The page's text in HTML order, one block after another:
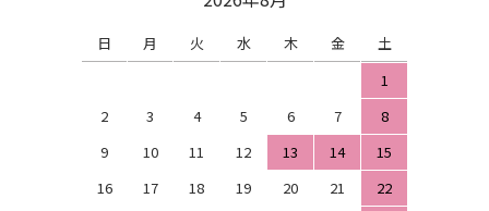
日 月 火 水 木 金
土
1
2
3 4 5 6 7
8
9
10 11 12 13 14
15
16
17 18 19 20 21
22